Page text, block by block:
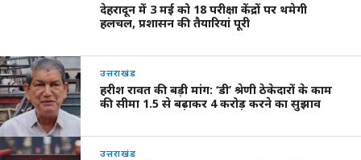
देहरादून में 3 मई को 18 परीक्षा केंद्रों पर थमेगी
हलचल, प्रशासन की तैयारियां पूरी
उत्तराखंड
हरीश रावत की बड़ी मांग: ‘डी’ श्रेणी ठेकेदारों के काम
की सीमा 1.5 से बढ़ाकर 4 करोड़ करने का सुझाव
उत्तराखंड